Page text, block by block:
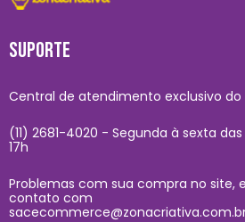
SUPORTE
Central de atendimento exclusivo do
(11) 2681-4020 - Segunda à sexta
17h
Problemas com sua compra no site,
contato com